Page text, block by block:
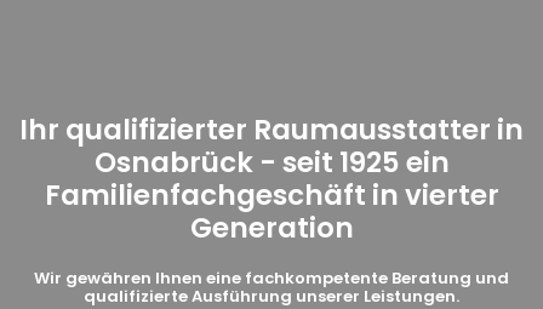
Ihr qualifizierter Raumausstatter in
Osnabrück - seit 1925 ein
Familienfachgeschäft in vierter
Generation
Wir gewähren Ihnen eine fachkompetente Beratung und
qualifizierte Ausführung unserer Leistungen.